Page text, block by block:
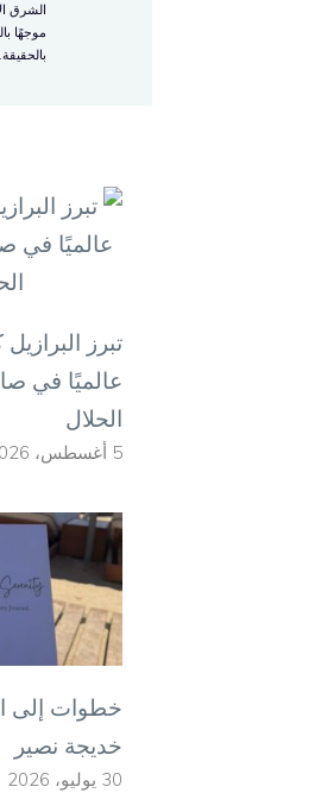
الشرق
موجهًا
بالحقيقة.
تبرز
عالميًا في
الحلال
5 أغسطس، 2026
خطوات إلى
خديجة نصير
30 يوليو، 2026